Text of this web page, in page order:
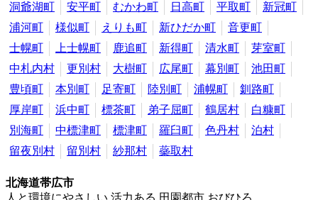
洞爺湖町
安平町 むかわ町 日高町 平取町
新冠町
浦河町
様似町 えりも町 新ひだか町
音更町
士幌町
上士幌町 鹿追町 新得町 清水町
芽室町
中札内村
更別村 大樹町 広尾町 幕別町
池田町
豊頃町
本別町 足寄町 陸別町 浦幌町
釧路町
厚岸町
浜中町 標茶町 弟子屈町 鶴居村
白糠町
別海町
中標津町 標津町 羅臼町 色丹村
泊村
留夜別村
留別村 紗那村 蘂取村
北海道帯広市